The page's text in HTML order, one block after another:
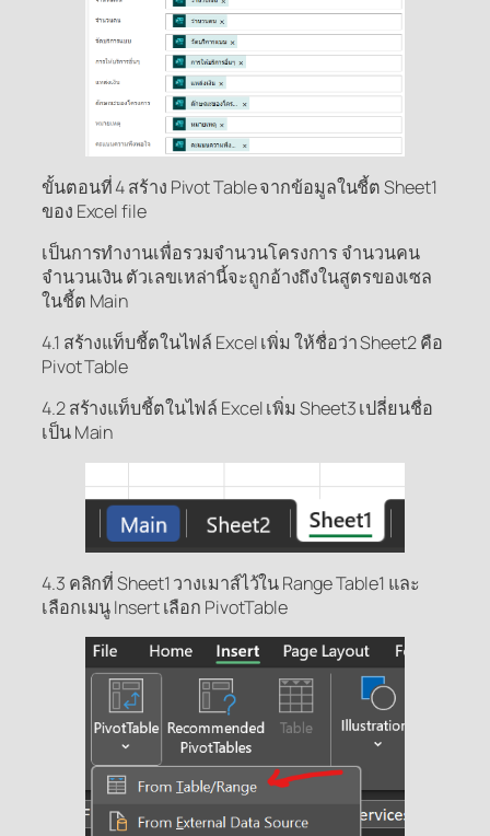
ขั้นตอนที่ 4 สร้าง Pivot Table จากข้อมูลในชี้ต Sheet1
ของ Excel file
เป็นการทำงานเพื่อรวมจำนวนโครงการ จำนวนคน
จำนวนเงิน ตัวเลขเหล่านี้จะถูกอ้างถึงในสูตรของเซล
ในชี้ต Main
4.1 สร้างแท็บชี้ตในไฟล์ Excel เพิ่ม ให้ชื่อว่า Sheet2 คือ
Pivot Table
4.2 สร้างแท็บชี้ตในไฟล์ Excel เพิ่ม Sheet3 เปลี่ยนชื่อ
เป็น Main
4.3 คลิกที่ Sheet1 วางเมาส์ไว้ใน Range Table1 และ
เลือกเมนู Insert เลือก PivotTable